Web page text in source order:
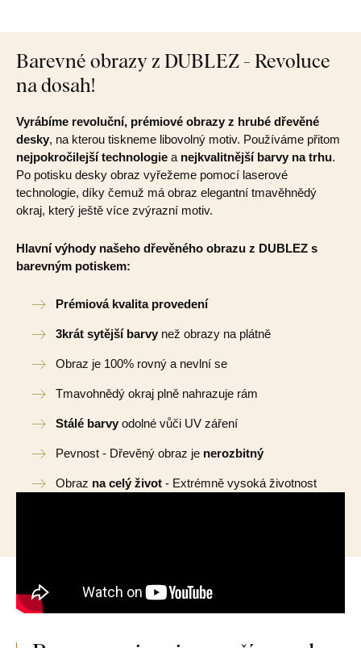
Barevné obrazy z DUBLEZ - Revoluce
na dosah!
Vyrábíme revoluční, prémiové obrazy z hrubé dřevěné
desky, na kterou tiskneme libovolný motiv. Používáme přitom
nejpokročilejší technologie a nejkvalitnější barvy na trhu.
Po potisku desky obraz vyřežeme pomocí laserové
technologie, díky čemuž má obraz elegantní tmavěhnědý
okraj, který ještě více zvýrazní motiv.
Hlavní výhody našeho dřevěného obrazu z DUBLEZ s
barevným potiskem:
Prémiová kvalita provedení
3krát sytější barvy než obrazy na plátně
Obraz je 100% rovný a nevlní se
Tmavohnědý okraj plně nahrazuje rám
Stálé barvy odolné vůči UV záření
Pevnost - Dřevěný obraz je nerozbitný
Obraz na celý život - Extrémně vysoká životnost